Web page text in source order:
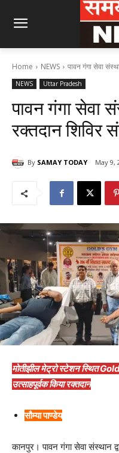
Home NEWS पावन गंगा सेवा
NEWS Uttar Pradesh
पावन गंगा सेवा
रक्तदान शिविर
By SAMAY TODAY May 9,
मोतीझील मेट्रो स्टेशन स्थित
उत्साहपूर्वक किया रक्तदान
सौम्या पाण्डेय
कानपुर। पावन गंगा सेवा संस्थान